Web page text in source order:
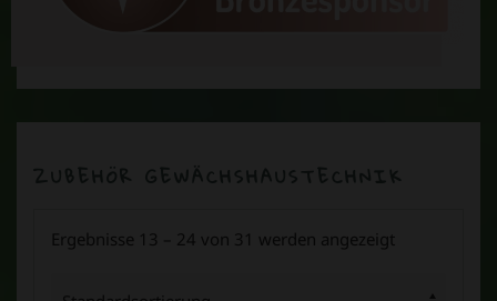
Ergebnisse 13 – 24 von 31 werden angezeigt